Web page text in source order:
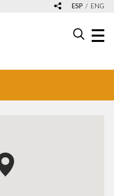
ESP ENG